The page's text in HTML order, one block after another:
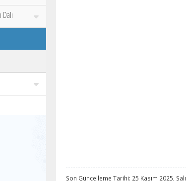
Son Güncelleme Tarihi: 25 Kasım 2025, Salı